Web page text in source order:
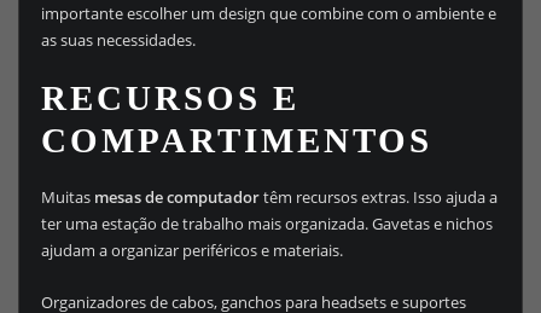
importante escolher um design que combine com o ambiente e
as suas necessidades.
RECURSOS E
COMPARTIMENTOS
Muitas mesas de computadortêm recursos extras. Isso ajuda a
ter uma estação de trabalho mais organizada. Gavetas e nichos
ajudam a organizar periféricos e materiais.
Organizadores de cabos, ganchos para headsets e suportes